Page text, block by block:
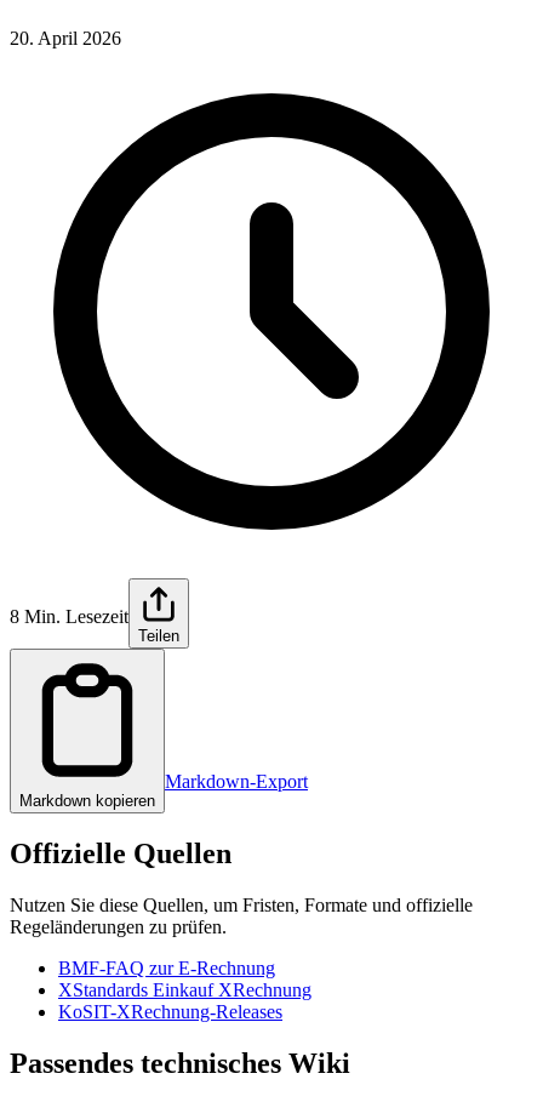
20. April 2026
8 Min. Lesezeit
Teilen
Markdown kopieren
Markdown-Export
Offizielle Quellen
Nutzen Sie diese Quellen, um Fristen, Formate und offizielle
Regeländerungen zu prüfen.
BMF-FAQ zur E-Rechnung
XStandards Einkauf XRechnung
KoSIT-XRechnung-Releases
Passendes technisches Wiki